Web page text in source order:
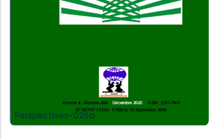
Perspectives-026a